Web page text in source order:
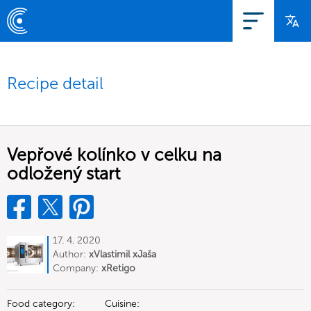
Recipe detail
Vepřové kolínko v celku na
odložený start
17. 4. 2020
Author: xVlastimil xJaša
Company: xRetigo
Food category: Cuisine: